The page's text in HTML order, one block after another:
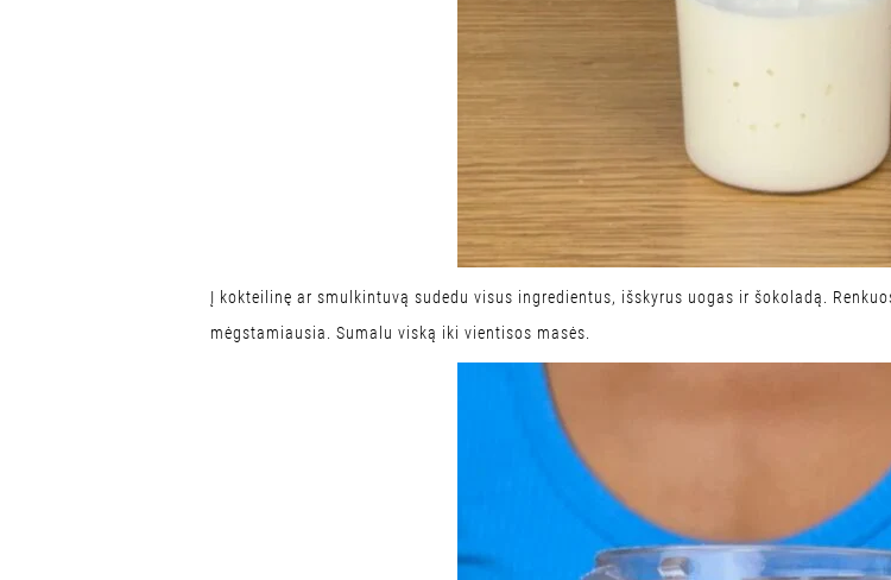
Į kokteilinę ar smulkintuvą sudedu visus ingredientus, išskyrus uogas ir šokoladą.
mėgstamiausia. Sumalu viską iki vientisos masės.